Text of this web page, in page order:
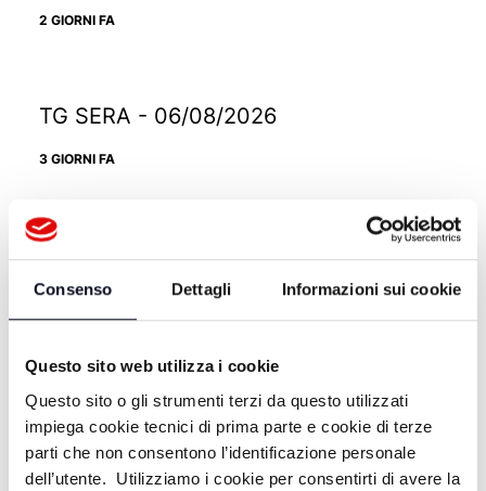
Consenso Dettagli Informazioni sui cookie
Questo sito web utilizza i cookie
Questo sito o gli strumenti terzi da questo utilizzati
impiega cookie tecnici di prima parte e cookie di terze
parti che non consentono l’identificazione personale
dell’utente. Utilizziamo i cookie per consentirti di avere la
2 GIORNI FA
TG SERA - 06/08/2026
3 GIORNI FA
TG SERA - 05/08/2026
4 GIORNI FA
TG SERA - 03/08/2026
6 GIORNI FA